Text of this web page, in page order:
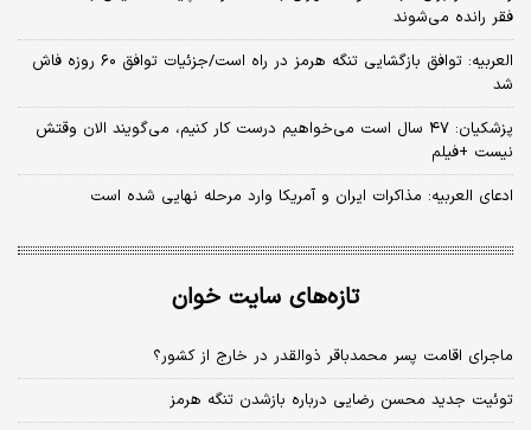
فقر رانده می‌شوند
العربیه: توافق بازگشایی تنگه هرمز در راه است/جزئیات توافق ۶۰ روزه فاش
شد
پزشکیان: ۴۷ سال است می‌خواهیم درست کار کنیم، می‌گویند الان وقتش
نیست +فیلم
ادعای العربیه: مذاکرات ایران و آمریکا وارد مرحله نهایی شده است
تازه‌های سایت خوان
ماجرای اقامت پسر محمدباقر ذوالقدر در خارج از کشور؟
توئیت جدید محسن رضایی درباره بازشدن تنگه هرمز